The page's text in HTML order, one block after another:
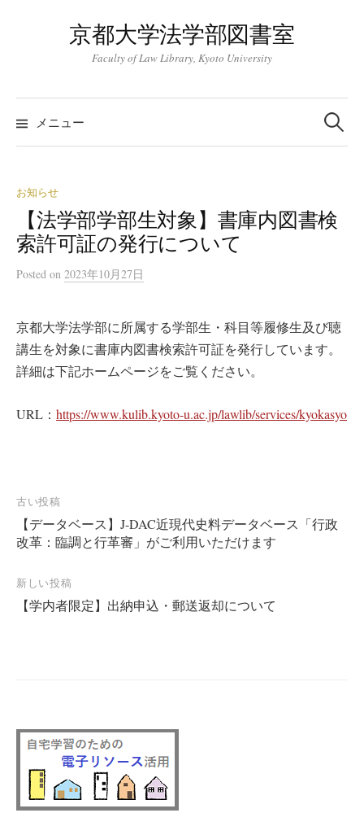
ツ
へ
ス
ッ
京都大学法学部図書室
Faculty of Law Library, Kyoto University
メニュー
検
索:
お知らせ
【法学部学部生対象】書庫内図書検
索許可証の発行について
Posted on 2023年10月27日
京都大学法学部に所属する学部生・科目等履修生及び聴
講生を対象に書庫内図書検索許可証を発行しています。
詳細は下記ホームページをご覧ください。
URL： https://www.kulib.kyoto-u.ac.jp/lawlib/services/kyokasyo
投
稿
ナ
ビ
ゲ
古い投稿
【データベース】J-DAC近現代史料データベース「行政
改革：臨調と行革審」がご利用いただけます
新しい投稿
【学内者限定】出納申込・郵送返却について